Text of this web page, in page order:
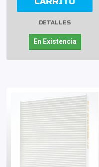
DETALLES
En Existencia